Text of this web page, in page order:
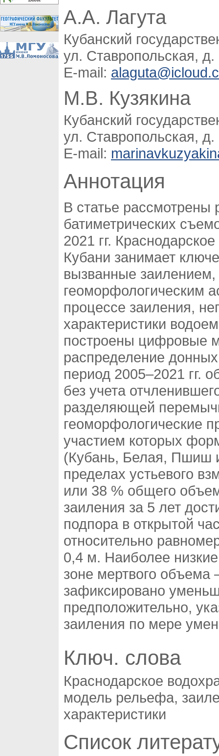
А.А. Лагута
Кубанский
ул. Ставропольская,
E-mail:
М.В. Кузякина
Кубанский
ул. Ставропольская,
E-mail:
Аннотация
В статье рассмотрены
батиметрических
2021 гг.
Кубани занимает
вызванные
геоморфологическим
процессе заиления,
характеристики
построены цифровые
распределение
период 2005–2021 гг.
без учета
разделяющей
геоморфологические
участием которых
(Кубань, Белая, Пшиш
пределах устьевого
или 38 % общего
заиления за 5 лет
подпора в открытой
относительно
0,4 м. Наиболее
зоне мертвого
зафиксировано
предположительно,
заиления по мере
Ключ. слова
Краснодарское
модель рельефа,
характеристики
Список